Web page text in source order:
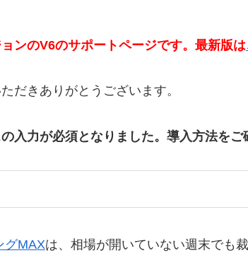
ンのV6のサポートページです。最新版は
だきありがとうございます。
入力が必須となりました。導入方法をご
グMAXは、相場が開いていない週末でも